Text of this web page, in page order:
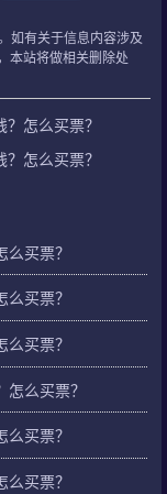
如有关于信息内容涉及
本站将做相关删除处
怎么买票？
怎么买票？
买票？
买票？
买票？
么买票？
买票？
买票？